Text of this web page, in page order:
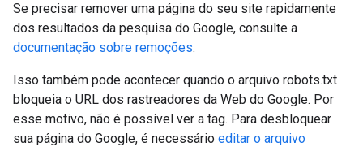
Se precisar remover uma página do seu site rapidamente
dos resultados da pesquisa do Google, consulte a
documentação sobre remoções.
Isso também pode acontecer quando o arquivo robots.txt
bloqueia o URL dos rastreadores da Web do Google. Por
esse motivo, não é possível ver a tag. Para desbloquear
sua página do Google, é necessário editar o arquivo